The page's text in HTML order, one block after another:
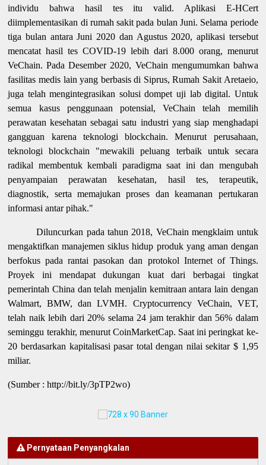
individu bahwa hasil tes itu valid. Aplikasi E-HCert
diimplementasikan di rumah sakit pada bulan Juni. Selama periode
tiga bulan antara Juni 2020 dan Agustus 2020, aplikasi tersebut
mencatat hasil tes COVID-19 lebih dari 8.000 orang, menurut
VeChain. Pada Desember 2020, VeChain mengumumkan bahwa
fasilitas medis lain yang berbasis di Siprus, Rumah Sakit Aretaeio,
juga telah mengintegrasikan solusi dompet uji lab digital. Untuk
semua kasus penggunaan potensial, VeChain telah memilih
perawatan kesehatan sebagai satu industri yang siap menghadapi
gangguan karena teknologi blockchain. Menurut perusahaan,
teknologi blockchain "mewakili peluang terbaik untuk secara
radikal membentuk kembali paradigma saat ini dan mengubah
penyampaian perawatan kesehatan, hasil tes, terapeutik,
diagnostik, serta memajukan proses dan keamanan pertukaran
informasi antar pihak."
Diluncurkan pada tahun 2018, VeChain mengklaim untuk
mengaktifkan manajemen siklus hidup produk yang aman dengan
berfokus pada rantai pasokan dan protokol Internet of Things.
Proyek ini mendapat dukungan kuat dari berbagai tingkat
pemerintah China dan telah menjalin kemitraan antara lain dengan
Walmart, BMW, dan LVMH. Cryptocurrency VeChain, VET,
telah naik lebih dari 20% selama 24 jam terakhir dan 56% dalam
seminggu terakhir, menurut CoinMarketCap. Saat ini peringkat ke-
20 berdasarkan kapitalisasi pasar total dengan nilai sekitar $ 1,95
miliar.
(Sumber : http://bit.ly/3pTP2wo)
Pernyataan Penyangkalan